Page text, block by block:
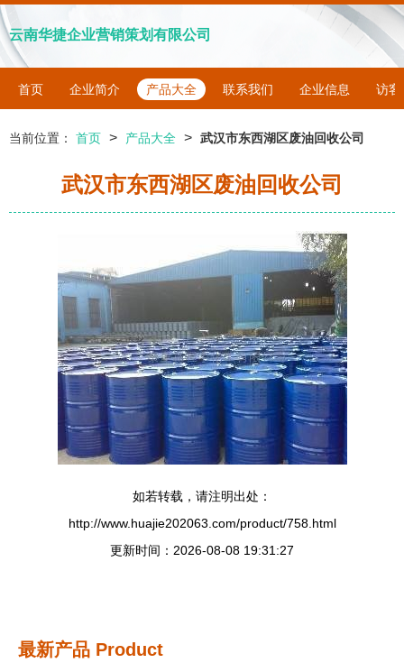
云南华捷企业营销策划有限公司
首页 企业简介 产品大全 联系我们 企业信息 访客
当前位置： 首页 > 产品大全 > 武汉市东西湖区废油回收公司
武汉市东西湖区废油回收公司
如若转载，请注明出处：
http://www.huajie202063.com/product/758.html
更新时间：2026-08-08 19:31:27
最新产品 Product